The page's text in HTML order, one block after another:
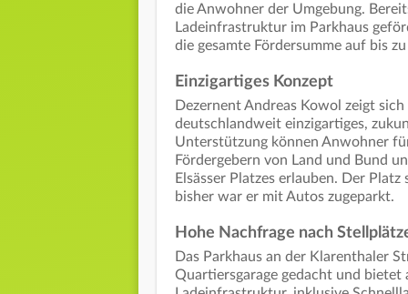
die Anwohner der Umgebung.
Ladeinfrastruktur im Parkhaus
die gesamte Fördersumme auf bis
Einzigartiges Konzept
Dezernent Andreas Kowol zeigt
deutschlandweit einzigartiges,
Unterstützung können Anwohner
Fördergebern von Land und Bund
Elsässer Platzes erlauben. Der
bisher war er mit Autos zugeparkt.
Hohe Nachfrage nach
Das Parkhaus an der Klarenthaler
Quartiersgarage gedacht und